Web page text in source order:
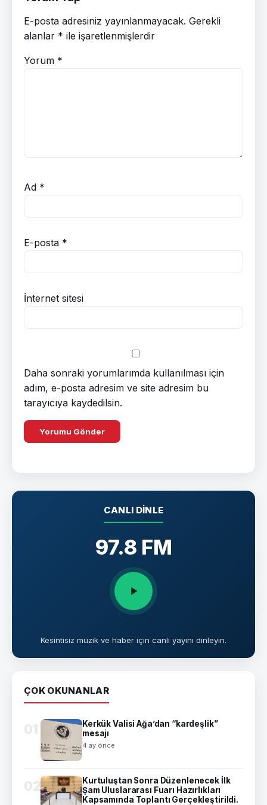
E-posta adresiniz yayınlanmayacak. Gerekli
alanlar * ile işaretlenmişlerdir
Yorum *
Ad *
E-posta *
İnternet sitesi
Daha sonraki yorumlarımda kullanılması için
adım, e-posta adresim ve site adresim bu
tarayıcıya kaydedilsin.
CANLI DINLE
97.8 FM
Kesintisiz müzik ve haber için canlı yayını dinleyin.
ÇOK OKUNANLAR
01
Kerkük Valisi Ağa’dan “kardeşlik”
mesajı
4 ay önce
02
Kurtuluştan Sonra Düzenlenecek İlk
Şam Uluslararası Fuarı Hazırlıkları
Kapsamında Toplantı Gerçekleştirildi.